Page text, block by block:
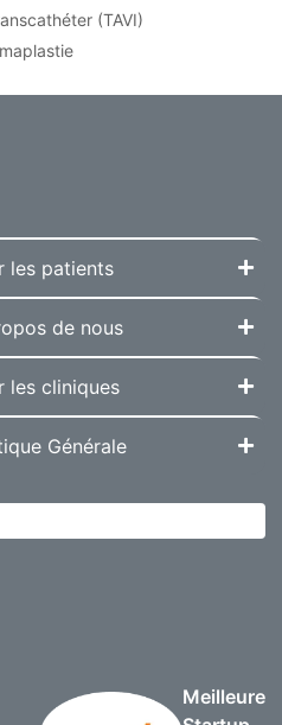
(TAVI)
les patients
de nous
les cliniques
Générale
Meilleure